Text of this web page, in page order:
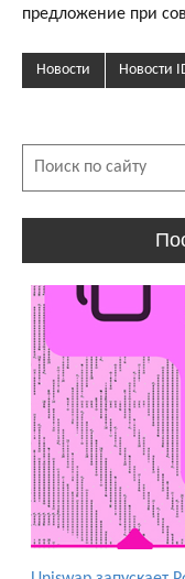
предложение при
Новости Новости